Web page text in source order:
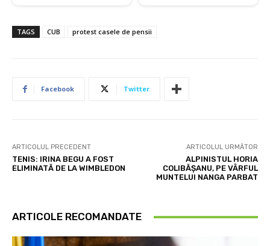
TAGS CUB protest casele de pensii
Facebook Twitter
ARTICOLUL PRECEDENT
TENIS: IRINA BEGU A FOST
ELIMINATĂ DE LA WIMBLEDON
ARTICOLUL URMĂTOR
ALPINISTUL HORIA
COLIBĂŞANU, PE VÂRFUL
MUNTELUI NANGA PARBAT
ARTICOLE RECOMANDATE